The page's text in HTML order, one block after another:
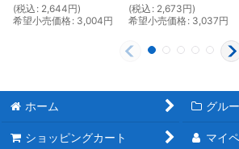
(税込 : 2,644円)
希望小売価格: 3,004円
(税込 : 2,673円)
希望小売価格: 3,037円
ホーム グル
ショッピングカート マイ